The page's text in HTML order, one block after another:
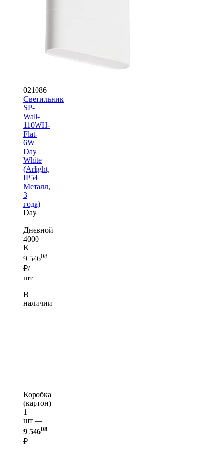
021086
Светильник
SP-
Wall-
110WH-
Flat-
6W
Day
White
(Arlight,
IP54
Металл,
3
года)
Day
|
Дневной
4000
K
9 54608
₽/
шт
В
наличии
Коробка
(картон)
1
шт —
9 54608
₽